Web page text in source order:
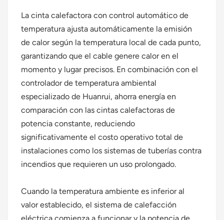
La cinta calefactora con control automático de
temperatura ajusta automáticamente la emisión
de calor según la temperatura local de cada punto,
garantizando que el cable genere calor en el
momento y lugar precisos. En combinación con el
controlador de temperatura ambiental
especializado de Huanrui, ahorra energía en
comparación con las cintas calefactoras de
potencia constante, reduciendo
significativamente el costo operativo total de
instalaciones como los sistemas de tuberías contra
incendios que requieren un uso prolongado.
Cuando la temperatura ambiente es inferior al
valor establecido, el sistema de calefacción
eléctrica comienza a funcionar y la potencia de